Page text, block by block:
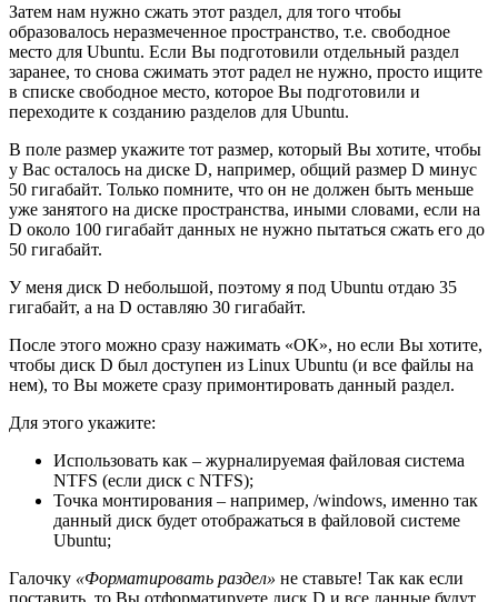
Затем нам нужно сжать этот раздел, для того чтобы
образовалось неразмеченное пространство, т.е. свободное
место для Ubuntu. Если Вы подготовили отдельный раздел
заранее, то снова сжимать этот радел не нужно, просто ищите
в списке свободное место, которое Вы подготовили и
переходите к созданию разделов для Ubuntu.
В поле размер укажите тот размер, который Вы хотите, чтобы
у Вас осталось на диске D, например, общий размер D минус
50 гигабайт. Только помните, что он не должен быть меньше
уже занятого на диске пространства, иными словами, если на
D около 100 гигабайт данных не нужно пытаться сжать его до
50 гигабайт.
У меня диск D небольшой, поэтому я под Ubuntu отдаю 35
гигабайт, а на D оставляю 30 гигабайт.
После этого можно сразу нажимать «ОК», но если Вы хотите,
чтобы диск D был доступен из Linux Ubuntu (и все файлы на
нем), то Вы можете сразу примонтировать данный раздел.
Для этого укажите:
Использовать как – журналируемая файловая система
NTFS (если диск с NTFS);
Точка монтирования – например, /windows, именно так
данный диск будет отображаться в файловой системе
Ubuntu;
Галочку «Форматировать раздел» не ставьте! Так как если
поставить, то Вы отформатируете диск D и все данные будут